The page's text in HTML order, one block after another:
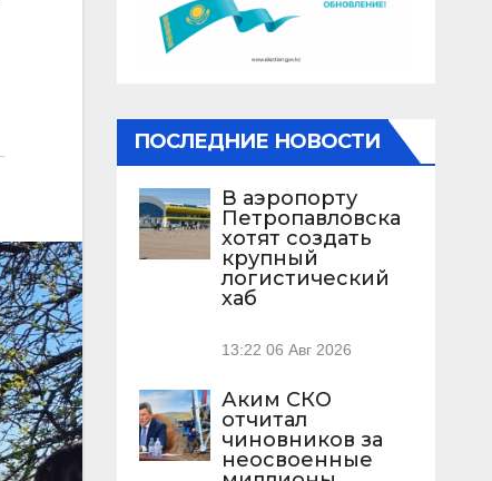
ПОСЛЕДНИЕ НОВОСТИ
В аэропорту
Петропавловска
хотят создать
крупный
логистический
хаб
13:22 06 Авг 2026
Аким СКО
отчитал
чиновников за
неосвоенные